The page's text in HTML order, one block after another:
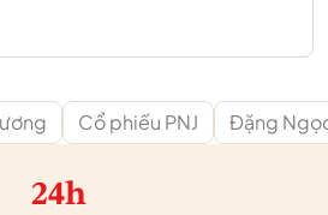
Cổ phiếu PNJ Đặng
24h